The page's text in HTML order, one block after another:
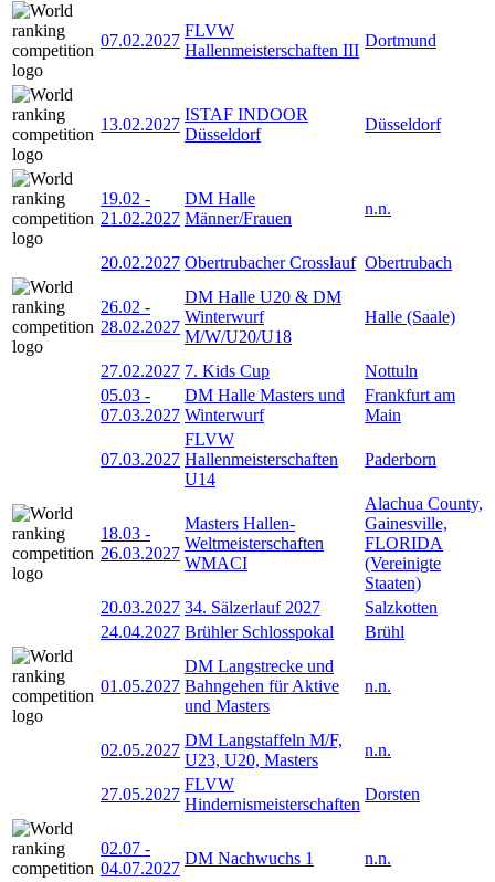
07.02.2027
FLVW
Hallenmeisterschaften III
Dortmund
13.02.2027
ISTAF INDOOR
Düsseldorf
Düsseldorf
19.02 -
21.02.2027
DM Halle
Männer/Frauen
n.n.
20.02.2027 Obertrubacher Crosslauf Obertrubach
26.02 -
28.02.2027
DM Halle U20 & DM
Winterwurf
M/W/U20/U18
Halle (Saale)
27.02.2027 7. Kids Cup
Nottuln
05.03 -
07.03.2027
DM Halle Masters und
Winterwurf
Frankfurt am
Main
07.03.2027
FLVW
Hallenmeisterschaften
U14
Paderborn
18.03 -
26.03.2027
Masters Hallen-
Weltmeisterschaften
WMACI
Alachua County,
Gainesville,
FLORIDA
(Vereinigte
Staaten)
20.03.2027 34. Sälzerlauf 2027
Salzkotten
24.04.2027 Brühler Schlosspokal Brühl
01.05.2027
DM Langstrecke und
Bahngehen für Aktive
und Masters
n.n.
02.05.2027
DM Langstaffeln M/F,
U23, U20, Masters
n.n.
27.05.2027
FLVW
Hindernismeisterschaften
Dorsten
02.07 -
04.07.2027
DM Nachwuchs 1 n.n.